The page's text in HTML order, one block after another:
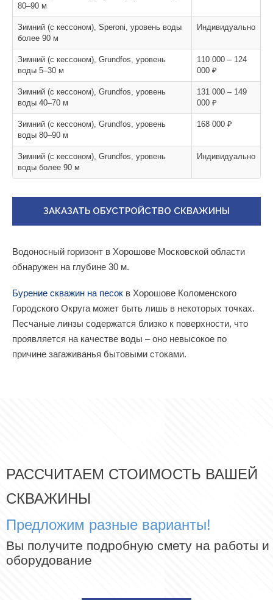
80–90 м
Зимний (с кессоном), Speroni, уровень воды
более 90 м
Индивидуально
Зимний (с кессоном), Grundfos, уровень
воды 5–30 м
110 000 – 124
000 ₽
Зимний (с кессоном), Grundfos, уровень
воды 40–70 м
131 000 – 149
000 ₽
Зимний (с кессоном), Grundfos, уровень
воды 80–90 м
168 000 ₽
Зимний (с кессоном), Grundfos, уровень
воды более 90 м
Индивидуально
ЗАКАЗАТЬ ОБУСТРОЙСТВО СКВАЖИНЫ
Водоносный горизонт в Хорошове Московской области
обнаружен на глубине 30 м.
Бурение скважин на песок в Хорошове Коломенского
Городского Округа может быть лишь в некоторых точках.
Песчаные линзы содержатся близко к поверхности, что
проявляется на качестве воды – оно невысокое по
причине загаживанья бытовыми стоками.
РАССЧИТАЕМ СТОИМОСТЬ ВАШЕЙ
СКВАЖИНЫ
Предложим разные варианты!
Вы получите подробную смету на работы и
оборудование